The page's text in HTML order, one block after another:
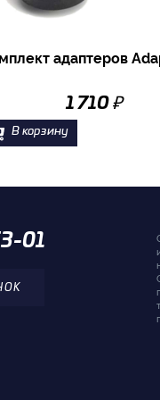
адаптеров
1 710 ₽
В корзину
01